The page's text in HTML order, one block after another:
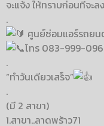
จะแจ้ง ให้ทราบก่อนที่จะ
.
ศูนย์ซ่อมแอร์รถยน
โทร 083-999-
.
“ทำวันเดียวเสร็จ”
.
(มี 2 สาขา)
1.สาขา..ลาดพร้าว71